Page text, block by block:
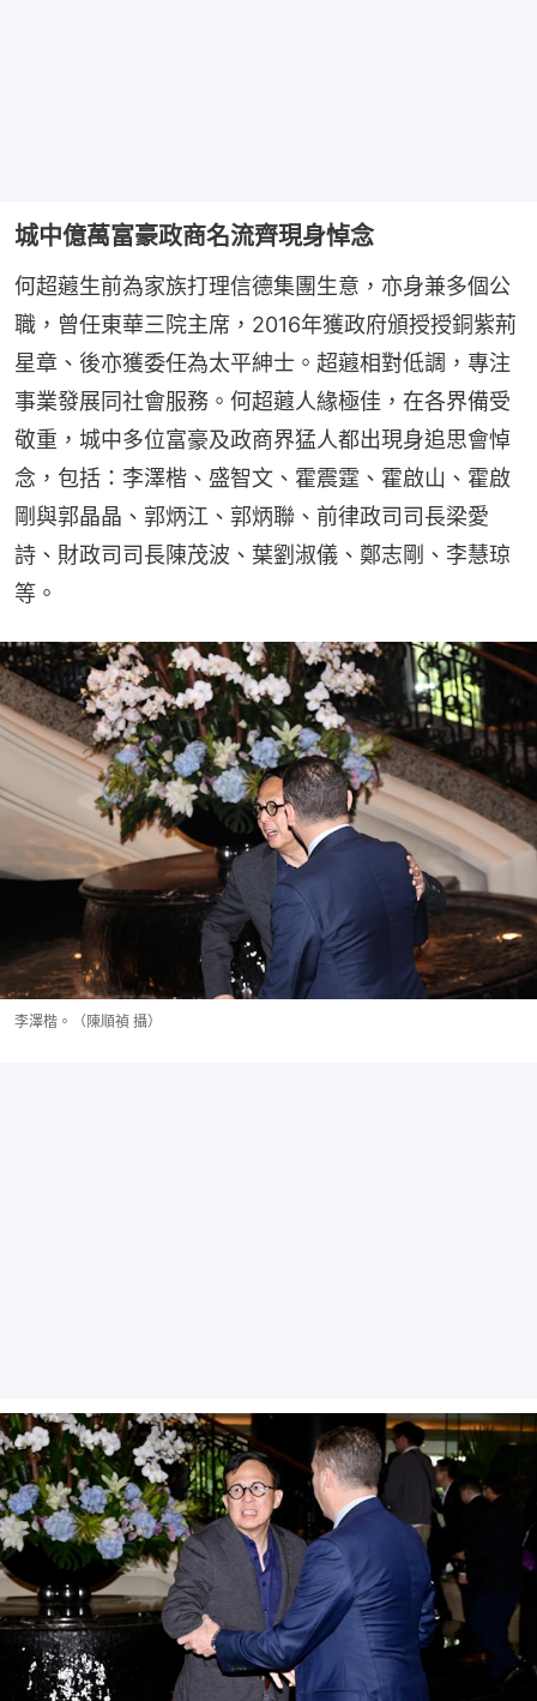
城中億萬富豪政商名流齊現身悼念
何超蕸生前為家族打理信德集團生意，亦身兼多個公
職，曾任東華三院主席，2016年獲政府頒授授銅紫荊
星章、後亦獲委任為太平紳士。超蕸相對低調，專注
事業發展同社會服務。何超蕸人緣極佳，在各界備受
敬重，城中多位富豪及政商界猛人都出現身追思會悼
念，包括：李澤楷、盛智文、霍震霆、霍啟山、霍啟
剛與郭晶晶、郭炳江、郭炳聯、前律政司司長梁愛
詩、財政司司長陳茂波、葉劉淑儀、鄭志剛、李慧琼
等。
李澤楷。（陳順禎 攝）